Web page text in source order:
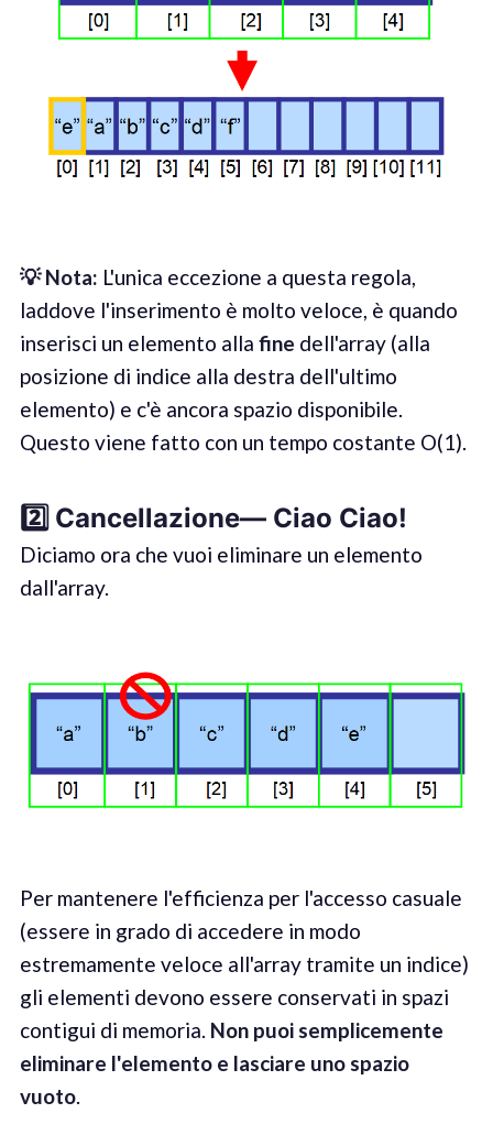
💡Nota: L'unica eccezione a questa regola,
laddove l'inserimento è molto veloce, è quando
inserisci un elemento alla fine dell'array (alla
posizione di indice alla destra dell'ultimo
elemento) e c'è ancora spazio disponibile.
Questo viene fatto con un tempo costante O(1).
2️⃣ Cancellazione— Ciao Ciao!
Diciamo ora che vuoi eliminare un elemento
dall'array.
Per mantenere l'efficienza per l'accesso casuale
(essere in grado di accedere in modo
estremamente veloce all'array tramite un indice)
gli elementi devono essere conservati in spazi
contigui di memoria. Non puoi semplicemente
eliminare l'elemento e lasciare uno spazio
vuoto.